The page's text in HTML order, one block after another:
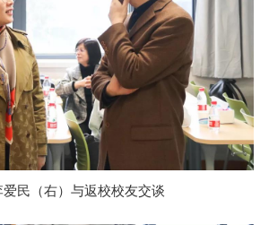
民（右）与返校校友交谈